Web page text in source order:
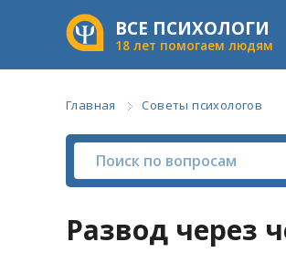
ВСЕ ПСИХОЛОГИ
18 лет помогаем людям
Главная Советы психологов
Развод через